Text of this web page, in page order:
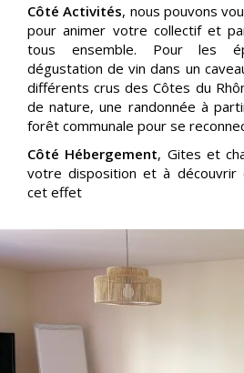
Côté Activités, nous pouvons
pour animer votre collectif et
tous ensemble. Pour les
dégustation de vin dans un
différents crus des Côtes du
de nature, une randonnée à
forêt communale pour se
Côté Hébergement, Gites et
votre disposition et à découvrir
cet effet